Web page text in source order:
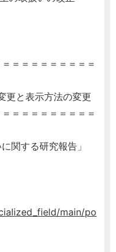
＝＝＝＝＝＝＝＝＝
更と表示方法の変更
＝＝＝＝＝＝＝＝＝
関する研究報告」
main/po